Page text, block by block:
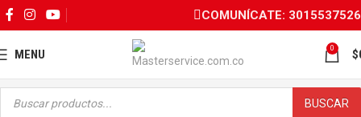
COMUNÍCATE: 3015537526
MENU 0 $
BUSCAR